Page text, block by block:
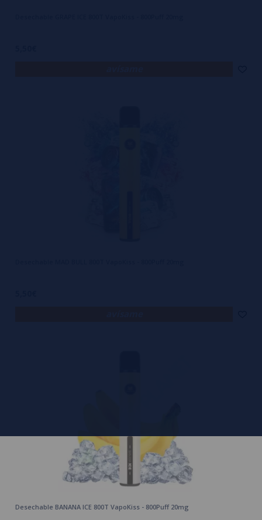
Desechable BANANA ICE 800T VapoKiss - 800Puff 20mg